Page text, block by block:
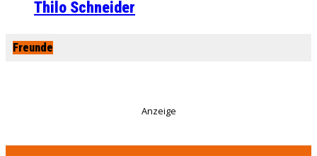
Thilo Schneider
Freunde
Anzeige